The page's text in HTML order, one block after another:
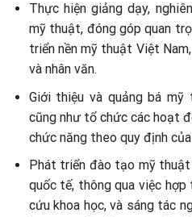
Thực hiện giảng dạy,
mỹ thuật, đóng góp quan
triển nền mỹ thuật Việt
và nhân văn.
Giới thiệu và quảng bá
cũng như tổ chức các hoạt
chức năng theo quy định
Phát triển đào tạo mỹ
quốc tế, thông qua việc
cứu khoa học, và sáng tác